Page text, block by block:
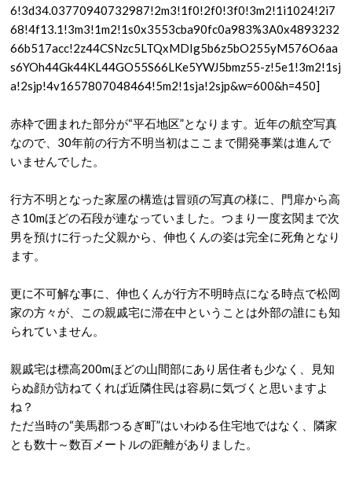
6!3d34.03770940732987!2m3!1f0!2f0!3f0!3m2!1i1024!2i7
68!4f13.1!3m3!1m2!1s0x3553cba90fc0a983%3A0x4893232
66b517acc!2z44CSNzc5LTQxMDIg5b6z5bO255yM576O6aa
s6YOh44Gk44KL44GO55S66LKe5YWJ5bmz55-z!5e1!3m2!1sj
a!2sjp!4v1657807048464!5m2!1sja!2sjp&w=600&h=450]
赤枠で囲まれた部分が“平石地区”となります。近年の航空写真
なので、30年前の行方不明当初はここまで開発事業は進んで
いませんでした。
行方不明となった家屋の構造は冒頭の写真の様に、門扉から高
さ10mほどの石段が連なっていました。つまり一度玄関まで次
男を預けに行った父親から、伸也くんの姿は完全に死角となり
ます。
更に不可解な事に、伸也くんが行方不明時点になる時点で松岡
家の方々が、この親戚宅に滞在中ということは外部の誰にも知
られていません。
親戚宅は標高200mほどの山間部にあり居住者も少なく、見知
らぬ顔が訪ねてくれば近隣住民は容易に気づくと思いますよ
ね？
ただ当時の“美馬郡つるぎ町”はいわゆる住宅地ではなく、隣家
とも数十～数百メートルの距離がありました。